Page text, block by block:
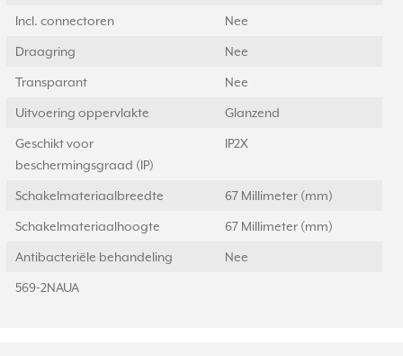
Incl. connectoren Nee
Draagring Nee
Transparant Nee
Uitvoering oppervlakte Glanzend
Geschikt voor
beschermingsgraad (IP)
IP2X
Schakelmateriaalbreedte 67 Millimeter (mm)
Schakelmateriaalhoogte 67 Millimeter (mm)
Antibacteriële behandeling Nee
569-2NAUA